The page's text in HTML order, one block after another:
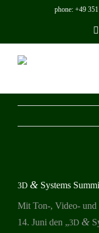
phone: +49
grösseres
Bild
3D & Systems
Mit Ton‑, Video-
14. Juni den „3D &